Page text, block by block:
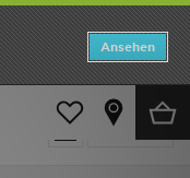
Ansehen
Caps
verfeinern